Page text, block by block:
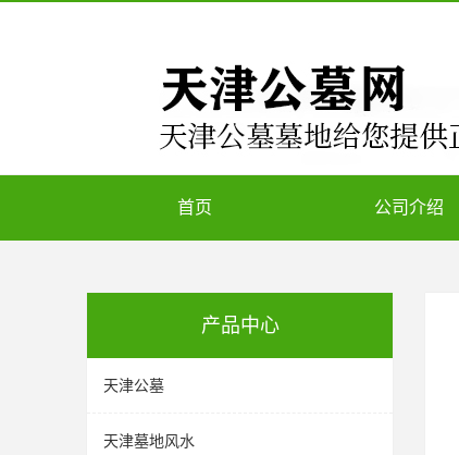
首页 公司介绍
产品中心
天津公墓
天津墓地风水